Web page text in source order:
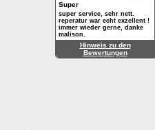
Super
super service, sehr nett.
reperatur war echt exzellent !
immer wieder gerne, danke
malison.
Hinweis zu den
Bewertungen